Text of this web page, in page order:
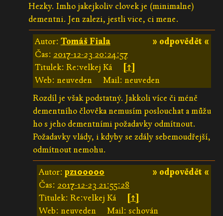
Hezky. Imho jakejkoliv clovek je (minimalne)
dementni. Jen zalezi, jestli vice, ci mene.
» odpovědět «
Autor: Tomáš Fiala
Čas: 2017-12-23 20:24:57
Titulek: Re:velkej Ká
[↑]
Web: neuveden
Mail: neuveden
Rozdíl je však podstatný. Jakkoli více či méně
dementního člověka nemusím poslouchat a můžu
ho s jeho dementními požadavky odmítnout.
Požadavky vlády, i kdyby se zdály sebemoudřejší,
odmítnout nemohu.
» odpovědět «
Autor: pz100000
Čas: 2017-12-23 21:55:28
Titulek: Re:velkej Ká
[↑]
Web: neuveden
Mail: schován